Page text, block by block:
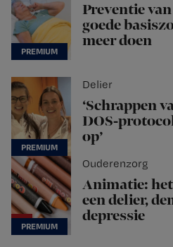
Preventie
goede
meer doen
Delier
‘Schrappen
DOS-
op’
Ouderenzorg
Animatie:
een delier,
depressie